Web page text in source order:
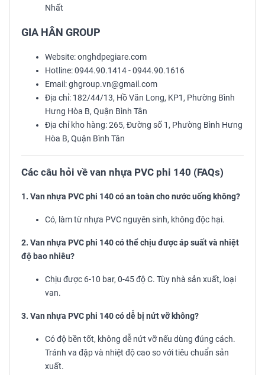
Nhất
GIA HÂN GROUP
Website: onghdpegiare.com
Hotline: 0944.90.1414 - 0944.90.1616
Email: ghgroup.vn@gmail.com
Địa chỉ: 182/44/13, Hồ Văn Long, KP1, Phường Bình
Hưng Hòa B, Quận Bình Tân
Địa chỉ kho hàng: 265, Đường số 1, Phường Bình Hưng
Hòa B, Quận Bình Tân
Các câu hỏi về van nhựa PVC phi 140 (FAQs)
1. Van nhựa PVC phi 140 có an toàn cho nước uống không?
Có, làm từ nhựa PVC nguyên sinh, không độc hại.
2. Van nhựa PVC phi 140 có thể chịu được áp suất và nhiệt
độ bao nhiêu?
Chịu được 6-10 bar, 0-45 độ C. Tùy nhà sản xuất, loại
van.
3. Van nhựa PVC phi 140 có dễ bị nứt vỡ không?
Có độ bền tốt, không dễ nứt vỡ nếu dùng đúng cách.
Tránh va đập và nhiệt độ cao so với tiêu chuẩn sản
xuất.